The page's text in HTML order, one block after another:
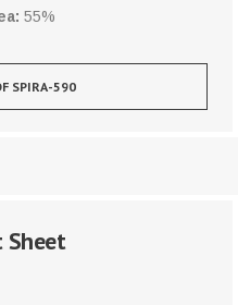
55%
SPIRA-590
Sheet